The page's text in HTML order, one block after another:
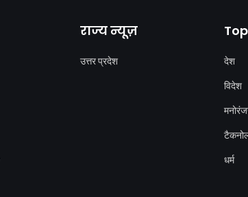
राज्य न्यूज़
उत्तर प्रदेश देश
विदेश
धर्म